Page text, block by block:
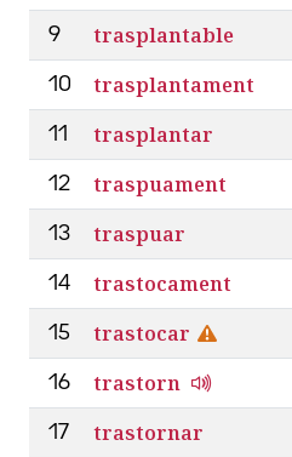
9 trasplantable
10 trasplantament
11 trasplantar
12 traspuament
13 traspuar
14 trastocament
15 trastocar
16 trastorn
17 trastornar